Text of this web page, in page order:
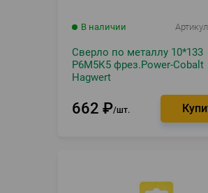
В наличии Артикул
Сверло по металлу 10*133
Р6М5К5 фрез.Power-Cobalt
Hagwert
662 ₽ шт.